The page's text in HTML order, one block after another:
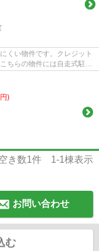
くい物件です。クレジット
ちらの物件には自走式駐車
)
き数1件 1-1棟表示
お問い合わせ
む